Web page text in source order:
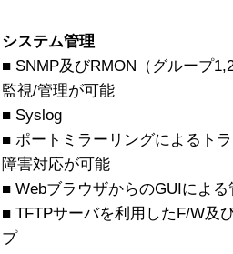
システム管理
■ SNMP及びRMON（グループ
監視/管理が可能
■ Syslog
■ ポートミラーリングによるト
障害対応が可能
■ WebブラウザからのGUIによ
■ TFTPサーバを利用したF/W及
プ